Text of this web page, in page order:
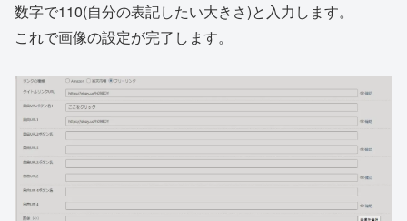
数字で110(自分の表記したい大きさ)と入力します。
これで画像の設定が完了します。